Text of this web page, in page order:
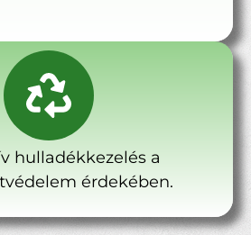
hulladékkezelés a
érdekében.